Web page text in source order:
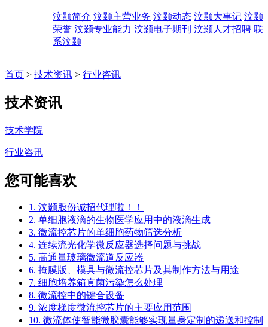
汶颢简介 汶颢主营业务 汶颢动态 汶颢大事记 汶颢
荣誉 汶颢专业能力 汶颢电子期刊 汶颢人才招聘 联
系汶颢
首页 > 技术资讯 > 行业咨讯
技术资讯
技术学院
行业咨讯
您可能喜欢
1. 汶颢股份诚招代理啦！！
2. 单细胞液滴的生物医学应用中的液滴生成
3. 微流控芯片的单细胞药物筛选分析
4. 连续流光化学微反应器选择问题与挑战
5. 高通量玻璃微流道反应器
6. 掩膜版、模具与微流控芯片及其制作方法与用途
7. 细胞培养箱真菌污染怎么处理
8. 微流控中的键合设备
9. 浓度梯度微流控芯片的主要应用范围
10. 微流体使智能微胶囊能够实现量身定制的递送和控制